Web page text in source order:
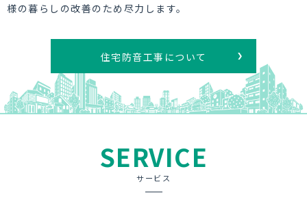
様の暮らしの改善のため尽力します。
住宅防音工事について
SERVICE
サービス